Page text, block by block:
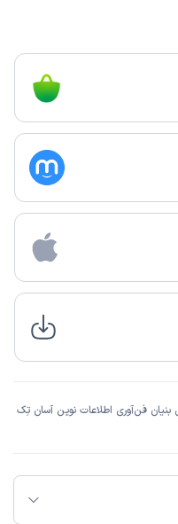
فن‌آوری اطلاعات نوین آسان تِک